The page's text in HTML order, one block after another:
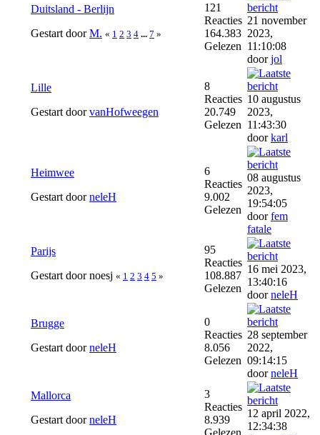
Duitsland - Berlijn
Gestart doorM. « 1 2 3 4 ... 7 »
121
Reacties
164.383
Gelezen
21 november
2023,
11:10:08
doorjol
Lille
Gestart doorvanHofweegen
8
Reacties
20.749
Gelezen
10 augustus
2023,
11:43:30
doorkarl
Heimwee
Gestart doorneleH
6
Reacties
9.002
Gelezen
08 augustus
2023,
19:54:05
doorfem
fatale
Parijs
Gestart door noesj « 1 2 3 4 5 »
95
Reacties
108.887
Gelezen
16 mei 2023,
13:40:16
doorneleH
Brugge
Gestart doorneleH
0
Reacties
8.056
Gelezen
28 september
2022,
09:14:15
doorneleH
Mallorca
Gestart doorneleH
3
Reacties
8.939
Gelezen
12 april 2022,
12:34:38